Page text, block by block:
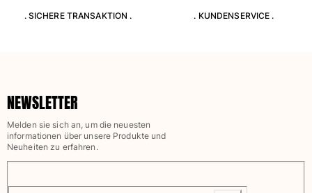
. SICHERE TRANSAKTION . . KUNDENSERVICE .
NEWSLETTER
Melden sie sich an, um die neuesten
informationen über unsere Produkte und
Neuheiten zu erfahren.